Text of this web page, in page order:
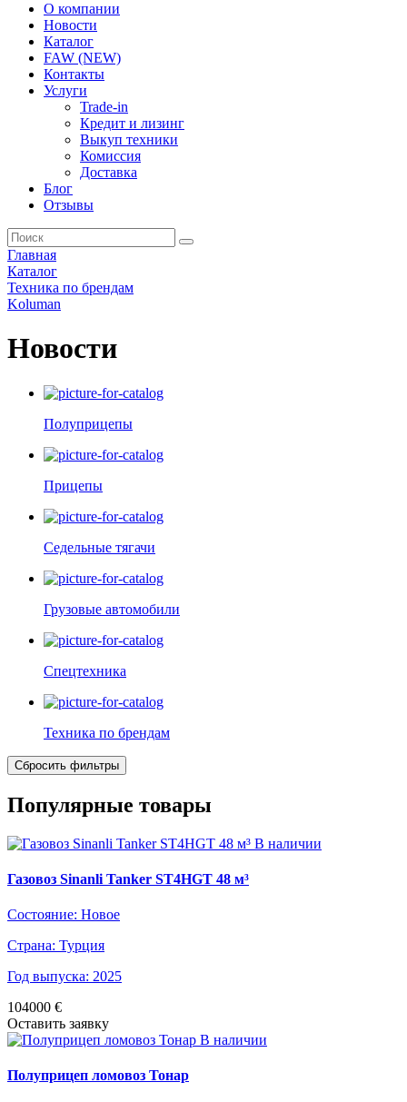
О компании
Новости
Каталог
FAW (NEW)
Контакты
Услуги
Trade-in
Кредит и лизинг
Выкуп техники
Комиссия
Доставка
Блог
Отзывы
Главная
Каталог
Техника по брендам
Koluman
Новости
Полуприцепы
Прицепы
Седельные тягачи
Грузовые автомобили
Спецтехника
Техника по брендам
Популярные товары
В наличии
Газовоз Sinanli Tanker ST4HGT 48 м³
Состояние: Новое
Страна: Турция
Год выпуска: 2025
104000 €
Оставить заявку
В наличии
Полуприцеп ломовоз Тонар